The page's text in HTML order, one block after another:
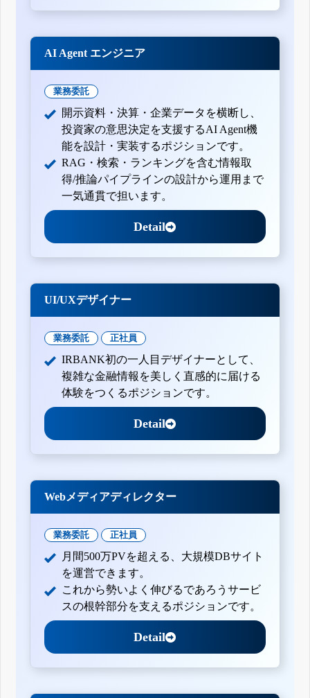
AI Agent エンジニア
業務委託
開示資料・決算・企業データを横断し、
投資家の意思決定を支援するAI Agent機
能を設計・実装するポジションです。
RAG・検索・ランキングを含む情報取
得/推論パイプラインの設計から運用まで
一気通貫で担います。
Detail
UI/UXデザイナー
業務委託 正社員
IRBANK初の一人目デザイナーとして、
複雑な金融情報を美しく直感的に届ける
体験をつくるポジションです。
Detail
Webメディアディレクター
業務委託 正社員
月間500万PVを超える、大規模DBサイト
を運営できます。
これから勢いよく伸びるであろうサービ
スの根幹部分を支えるポジションです。
Detail